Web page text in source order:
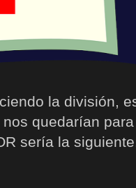
la división,
quedarían
sería la